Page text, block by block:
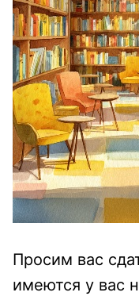
Просим вас
имеются у вас